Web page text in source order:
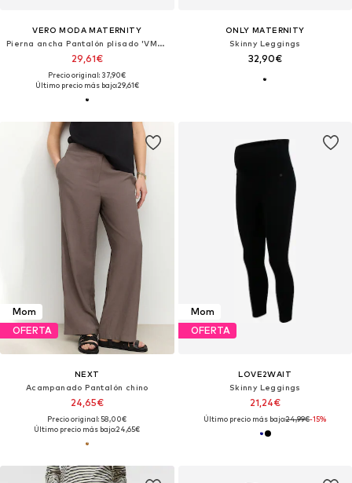
VERO MODA MATERNITY
Pierna ancha Pantalón plisado 'VMMJasmine'
29,61€
Precio original: 37,90€
Último precio más bajo:29,61€
ONLY MATERNITY
Skinny Leggings
32,90€
Mom
OFERTA
NEXT
Acampanado Pantalón chino
24,65€
Precio original: 58,00€
Último precio más bajo:24,65€
Mom
OFERTA
LOVE2WAIT
Skinny Leggings
21,24€
Último precio más bajo:24,99€-15%